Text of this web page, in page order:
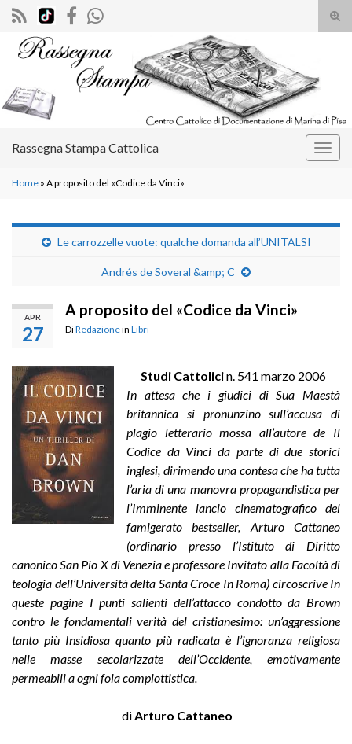
il
Search for:
Rassegna Stampa Cattolica
Home » A proposito del «Codice da Vinci»
Le carrozzelle vuote: qualche domanda all’UNITALSI
Andrés de Soveral &amp; C
APR
27
A proposito del «Codice da Vinci»
DiRedazionein Libri
Studi Cattolicin. 541 marzo 2006
In attesa che i giudici di Sua Maestà
britannica si pronunzino sull’accusa di
plagio letterario mossa all’autore de Il
Codice da Vinci da parte di due storici
inglesi, dirimendo una contesa che ha tutta
l’aria di una manovra propagandistica per
l’Imminente lancio cinematografico del
famigerato bestseller, Arturo Cattaneo
(ordinario presso l’Istituto di Diritto
canonico San Pio X di Venezia e professore Invitato alla Facoltà di
teologia dell’Università delta Santa Croce In Roma) circoscrive In
queste pagine I punti salienti dell’attacco condotto da Brown
contro le fondamentali verità del cristianesimo: un’aggressione
tanto più Insidiosa quanto più radicata è l’ignoranza religiosa
nelle masse secolarizzate dell’Occidente, emotivamente
permeabili a ogni fola complottistica.
di Arturo Cattaneo